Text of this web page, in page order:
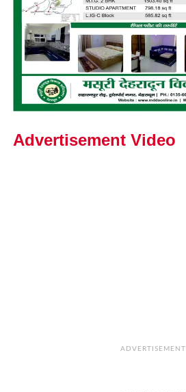
Advertisement Video
ADVERTISEMENT